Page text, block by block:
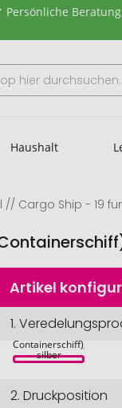
Persönliche Beratung
Haushalt
// Cargo Ship - 19
Artikel
1. Ship - 19
(Containerschiff),
silber
2.Druckposition